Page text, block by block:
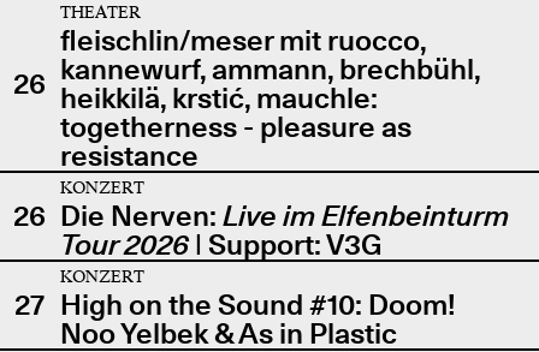
26
THEATER
fleischlin/meser mit ruocco,
kannewurf, ammann, brechbühl,
heikkilä, krstić, mauchle:
togetherness - pleasure as
resistance
26
KONZERT
Die Nerven: Live im Elfenbeinturm
Tour 2026| Support: V3G
27
KONZERT
High on the Sound #10: Doom!
Noo Yelbek & As in Plastic